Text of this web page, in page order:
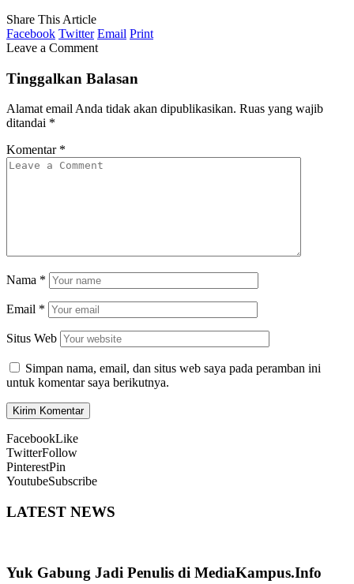
Share This Article
Facebook Twitter Email Print
Leave a Comment
Tinggalkan Balasan
Alamat email Anda tidak akan dipublikasikan. Ruas yang wajib
ditandai *
Komentar *
Nama *
Email *
Situs Web
Simpan nama, email, dan situs web saya pada peramban ini
untuk komentar saya berikutnya.
FacebookLike
TwitterFollow
PinterestPin
YoutubeSubscribe
LATEST NEWS
Yuk Gabung Jadi Penulis di MediaKampus.Info